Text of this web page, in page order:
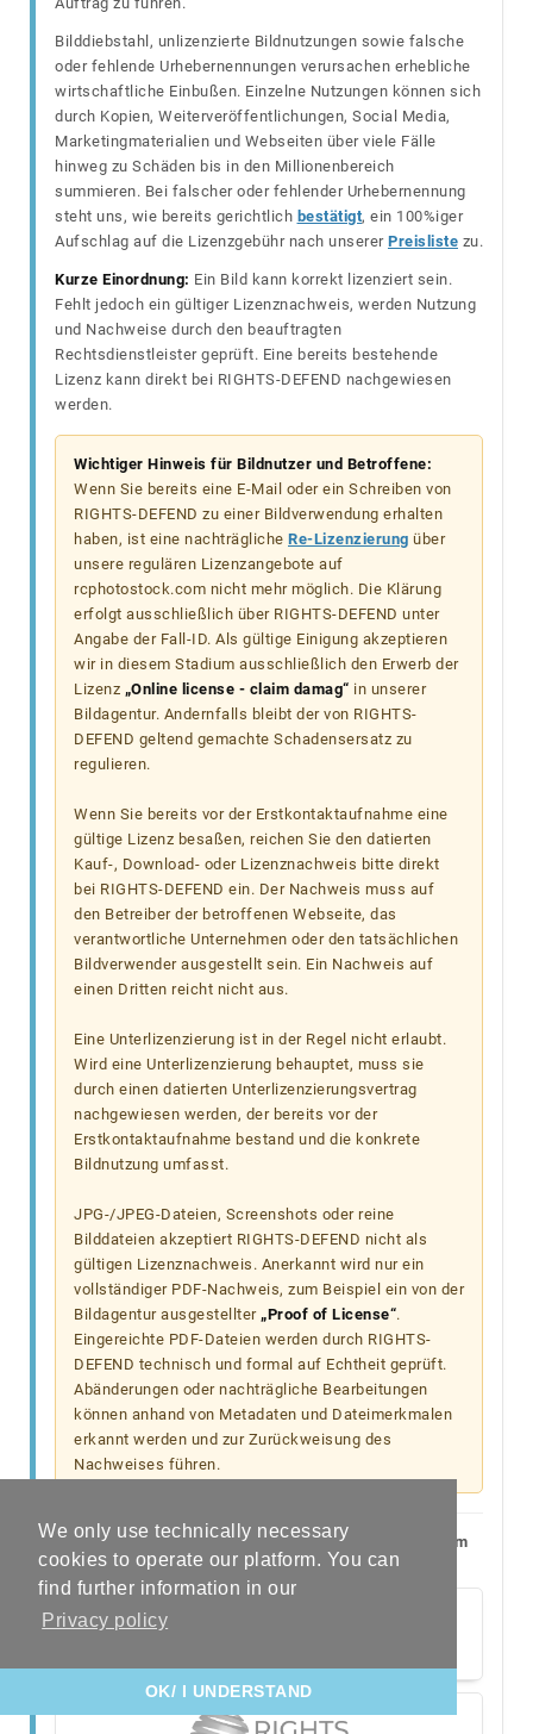
We only use technically necessary
cookies to operate our platform. You can
find further information in our
Privacy policy
OK/ I UNDERSTAND
Bilddiebstahl, unlizenzierte Bildnutzungen sowie falsche
oder fehlende Urhebernennungen verursachen erhebliche
wirtschaftliche Einbußen. Einzelne Nutzungen können sich
durch Kopien, Weiterveröffentlichungen, Social Media,
Marketingmaterialien und Webseiten über viele Fälle
hinweg zu Schäden bis in den Millionenbereich
summieren. Bei falscher oder fehlender Urhebernennung
steht uns, wie bereits gerichtlich bestätigt, ein 100%iger
Aufschlag auf die Lizenzgebühr nach unserer Preisliste zu.
Kurze Einordnung: Ein Bild kann korrekt lizenziert sein.
Fehlt jedoch ein gültiger Lizenznachweis, werden Nutzung
und Nachweise durch den beauftragten
Rechtsdienstleister geprüft. Eine bereits bestehende
Lizenz kann direkt bei RIGHTS-DEFEND nachgewiesen
werden.
Wichtiger Hinweis für Bildnutzer und Betroffene:
Wenn Sie bereits eine E-Mail oder ein Schreiben von
RIGHTS-DEFEND zu einer Bildverwendung erhalten
haben, ist eine nachträgliche Re-Lizenzierung über
unsere regulären Lizenzangebote auf
rcphotostock.com nicht mehr möglich. Die Klärung
erfolgt ausschließlich über RIGHTS-DEFEND unter
Angabe der Fall-ID. Als gültige Einigung akzeptieren
wir in diesem Stadium ausschließlich den Erwerb der
Lizenz „Online license - claim damag“ in unserer
Bildagentur. Andernfalls bleibt der von RIGHTS-
DEFEND geltend gemachte Schadensersatz zu
regulieren.
Wenn Sie bereits vor der Erstkontaktaufnahme eine
gültige Lizenz besaßen, reichen Sie den datierten
Kauf-, Download- oder Lizenznachweis bitte direkt
bei RIGHTS-DEFEND ein. Der Nachweis muss auf
den Betreiber der betroffenen Webseite, das
verantwortliche Unternehmen oder den tatsächlichen
Bildverwender ausgestellt sein. Ein Nachweis auf
einen Dritten reicht nicht aus.
Eine Unterlizenzierung ist in der Regel nicht erlaubt.
Wird eine Unterlizenzierung behauptet, muss sie
durch einen datierten Unterlizenzierungsvertrag
nachgewiesen werden, der bereits vor der
Erstkontaktaufnahme bestand und die konkrete
Bildnutzung umfasst.
JPG-/JPEG-Dateien, Screenshots oder reine
Bilddateien akzeptiert RIGHTS-DEFEND nicht als
gültigen Lizenznachweis. Anerkannt wird nur ein
vollständiger PDF-Nachweis, zum Beispiel ein von der
Bildagentur ausgestellter „Proof of License“.
Eingereichte PDF-Dateien werden durch RIGHTS-
DEFEND technisch und formal auf Echtheit geprüft.
Abänderungen oder nachträgliche Bearbeitungen
können anhand von Metadaten und Dateimerkmalen
erkannt werden und zur Zurückweisung des
Nachweises führen.
Mehr Informationen finden Sie hier. Bei Fragen zu Ihrem
Fall wenden Sie sich bitte anproof@rightsdefend.com